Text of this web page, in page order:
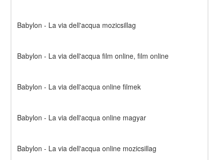
Babylon - La via dell'acqua mozicsillag
Babylon - La via dell'acqua film online, film online
Babylon - La via dell'acqua online filmek
Babylon - La via dell'acqua online magyar
Babylon - La via dell'acqua online mozicsillag